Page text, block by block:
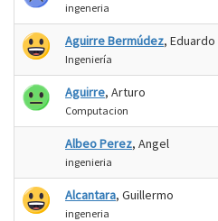
ingeneria
Aguirre Bermúdez, Eduardo
Ingeniería
Aguirre, Arturo
Computacion
Albeo Perez, Angel
ingenieria
Alcantara, Guillermo
ingeneria